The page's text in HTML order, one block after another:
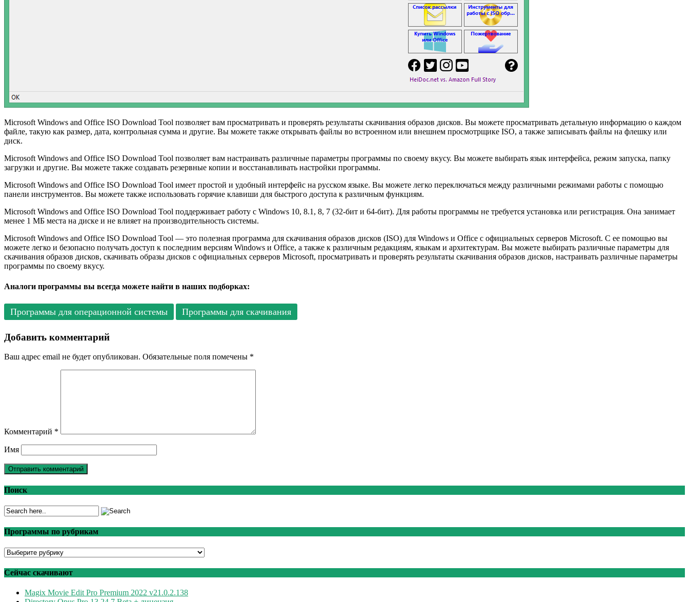
Microsoft Windows and Office ISO Download Tool позволяет вам просматривать и проверять результаты скачивания образов дисков. Вы можете просматривать детальную информацию о каждом
файле, такую как размер, дата, контрольная сумма и другие. Вы можете также открывать файлы во встроенном или внешнем просмотрщике ISO, а также записывать файлы на флешку или
диск.
Microsoft Windows and Office ISO Download Tool позволяет вам настраивать различные параметры программы по своему вкусу. Вы можете выбирать язык интерфейса, режим запуска, папку
загрузки и другие. Вы можете также создавать резервные копии и восстанавливать настройки программы.
Microsoft Windows and Office ISO Download Tool имеет простой и удобный интерфейс на русском языке. Вы можете легко переключаться между различными режимами работы с помощью
панели инструментов. Вы можете также использовать горячие клавиши для быстрого доступа к различным функциям.
Microsoft Windows and Office ISO Download Tool поддерживает работу с Windows 10, 8.1, 8, 7 (32-бит и 64-бит). Для работы программы не требуется установка или регистрация. Она занимает
менее 1 МБ места на диске и не влияет на производительность системы.
Microsoft Windows and Office ISO Download Tool — это полезная программа для скачивания образов дисков (ISO) для Windows и Office с официальных серверов Microsoft. С ее помощью вы
можете легко и безопасно получать доступ к последним версиям Windows и Office, а также к различным редакциям, языкам и архитектурам. Вы можете выбирать различные параметры для
скачивания образов дисков, скачивать образы дисков с официальных серверов Microsoft, просматривать и проверять результаты скачивания образов дисков, настраивать различные параметры
программы по своему вкусу.
Аналоги программы вы всегда можете найти в наших подборках:
Программы для операционной системы Программы для скачивания
Добавить комментарий
Ваш адрес email не будет опубликован. Обязательные поля помечены *
Комментарий *
Имя
Поиск
Программы по рубрикам
Программы
рубрикам
Сейчас скачивают
Magix Movie Edit Pro Premium 2022 v21.0.2.138